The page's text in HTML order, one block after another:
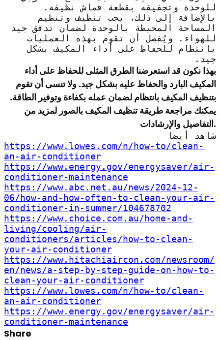
للوحدة وتجفيفه بقطعة قماش نظيفة.
بالإضافة إلى ذلك، يجب تنظيف وتنظيم
المساحة المحيطة بالوحدة لضمان تدفق جيد
للهواء. ويُفضل أن تقوم بهذه العمليات
بانتظام للحفاظ على أداء المكيف بشكل
جيد.
بهذا نكون قد استعرضنا الطرق المثلى للحفاظ على أداء
المكيف البارد والحفاظ عليه بشكل جيد. ولا تنسى أن تقوم
بتنظيف المكيف بانتظام لضمان عمله بكفاءة وتوفير الطاقة.
يمكنك مراجعة طريقة تنظيف المكيف بالصور لمزيد من
التفاصيل والإرشادات.
شاهد أيضا
https://www.lowes.com/n/how-to/clean-
an-air-conditioner
https://www.energy.gov/energysaver/air-
conditioner-maintenance
https://www.abc.net.au/news/2024-12-
06/how-and-how-often-to-clean-your-air-
conditioner-in-summer/104678702
https://www.choice.com.au/home-and-
living/cooling/air-
conditioners/articles/how-to-clean-
your-air-conditioner
https://www.hitachiaircon.com/newsroom/
en/news/a-step-by-step-guide-on-how-to-
clean-your-air-conditioner
https://www.lowes.com/n/how-to/clean-
an-air-conditioner
https://www.energy.gov/energysaver/air-
conditioner-maintenance
Share